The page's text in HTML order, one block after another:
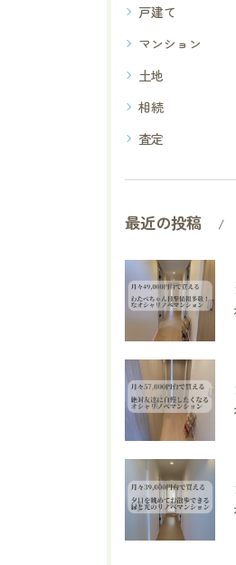
戸建て
マンション
土地
相続
査定
最近の投稿